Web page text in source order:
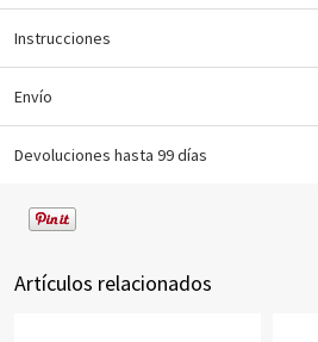
Instrucciones
Envío
Devoluciones hasta 99 días
Artículos relacionados